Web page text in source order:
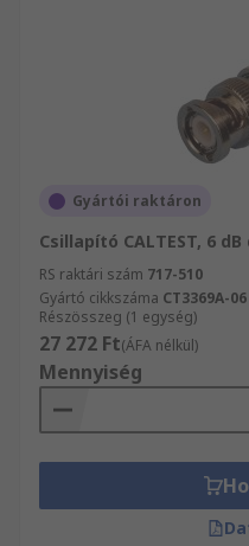
Gyártói raktáron
Csillapító CALTEST, 6
RS raktári szám 717-510
Gyártó cikkszáma CT3369A-06
Részösszeg (1 egység)
27 272 Ft(ÁFA nélkül)
Mennyiség